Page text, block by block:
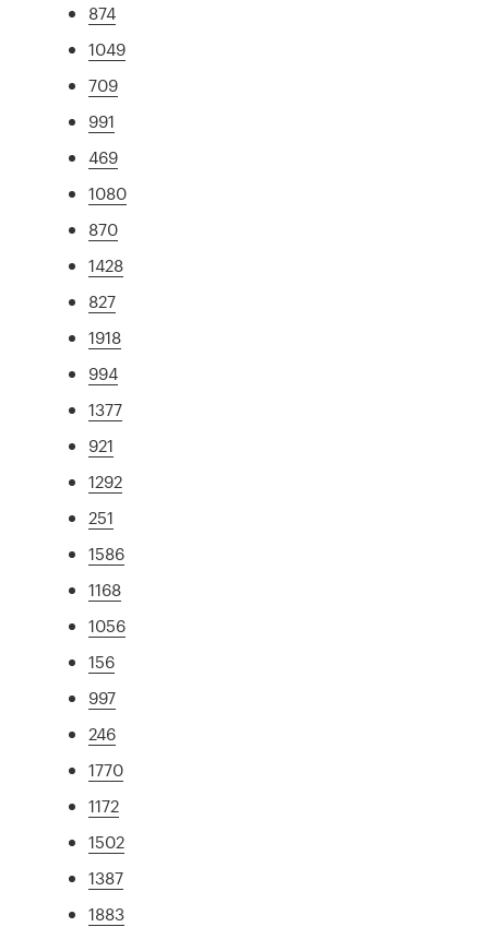
874
1049
709
991
469
1080
870
1428
827
1918
994
1377
921
1292
251
1586
1168
1056
156
997
246
1770
1172
1502
1387
1883